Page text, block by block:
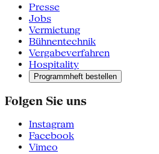
Presse
Jobs
Vermietung
Bühnentechnik
Vergabeverfahren
Hospitality
Programmheft bestellen
Folgen Sie uns
Instagram
Facebook
Vimeo